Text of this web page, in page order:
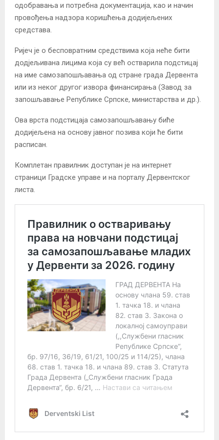
одобравања и потребна документација, као и начин
провођења надзора коришћења додијељених
средстава.
Ријеч је о бесповратним средствима која неће бити
додјељивана лицима која су већ остварила подстицај
на име самозапошљавања од стране града Дервента
или из неког другог извора финансирања (Завод за
запошљавање Републике Српске, министарства и др.).
Ова врста подстицаја самозапошљавању биће
додијељена на основу јавног позива који ће бити
расписан.
Комплетан правилник доступан је на интернет
страници Градске управе и на порталу Дервентског
листа.